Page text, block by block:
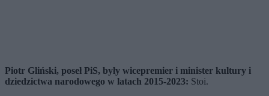
Piotr Gliński, poseł PiS, były wicepremier i minister kultury i
dziedzictwa narodowego w latach 2015-2023: Stoi.